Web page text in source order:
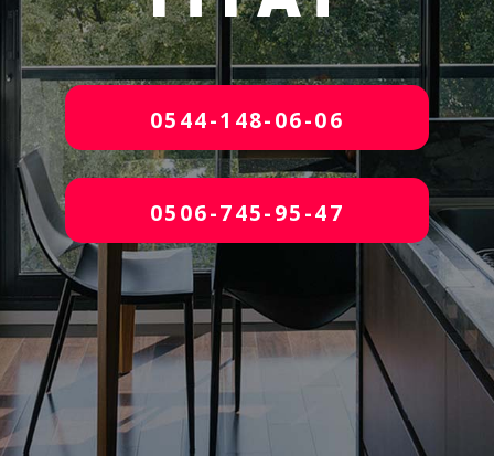
0544-148-06-06
0506-745-95-47